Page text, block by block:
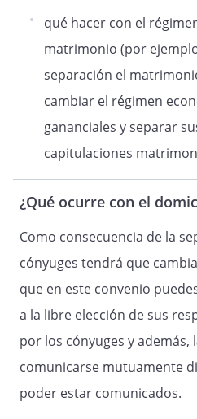
valorando la situación
el lugar donde residen
momentos. Por lo tanto,
cambio de domicilio o
acordar por ambos
de desacuerdo o
por el progenitor que el
8.
En principio el régimen
determinará con
cónyuges, acordándose
siguiente régimen,
interpretado con
un derecho de los hijos.
qué hacer con el
matrimonio (por
separación el
cambiar el régimen
gananciales y separar
capitulaciones
¿Qué ocurre con el
Como consecuencia de la
cónyuges tendrá que
que en este convenio
a la libre elección de sus
por los cónyuges y además,
comunicarse mutuamente
poder estar comunicados.